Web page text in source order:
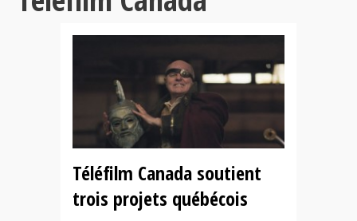
Téléfilm Canada soutient
trois projets québécois